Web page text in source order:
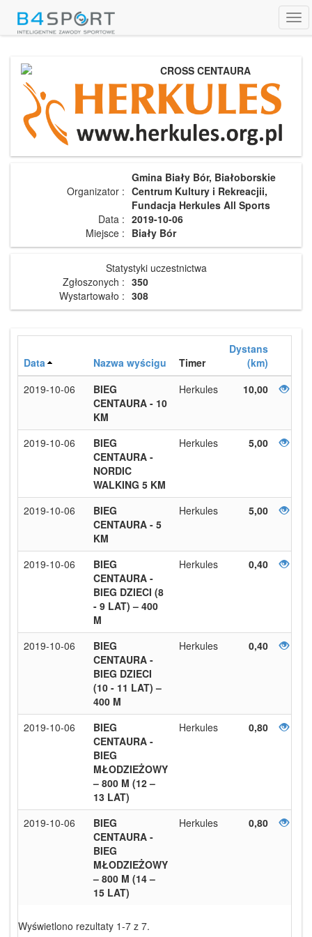
CROSS CENTAURA
Organizator :
Gmina Biały Bór, Białoborskie
Centrum Kultury i Rekreacjii,
Fundacja Herkules All Sports
Data : 2019-10-06
Miejsce : Biały Bór
Statystyki uczestnictwa
Zgłoszonych : 350
Wystartowało : 308
Data Nazwa wyścigu Timer
Dystans
(km)
2019-10-06
BIEG
CENTAURA - 10
KM
Herkules 10,00
2019-10-06
BIEG
CENTAURA -
NORDIC
WALKING 5 KM
Herkules 5,00
2019-10-06
BIEG
CENTAURA - 5
KM
Herkules 5,00
2019-10-06
BIEG
CENTAURA -
BIEG DZIECI (8
- 9 LAT) – 400
M
Herkules 0,40
2019-10-06
BIEG
CENTAURA -
BIEG DZIECI
(10 - 11 LAT) –
400 M
Herkules 0,40
2019-10-06
BIEG
CENTAURA -
BIEG
MŁODZIEŻOWY
– 800 M (12 –
13 LAT)
Herkules 0,80
2019-10-06
BIEG
CENTAURA -
BIEG
MŁODZIEŻOWY
– 800 M (14 –
15 LAT)
Herkules 0,80
Wyświetlono rezultaty 1-7 z 7.